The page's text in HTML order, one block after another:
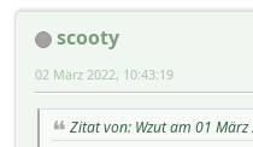
scooty
02 März 2022, 10:43:19
Zitat von: Wzut am 01